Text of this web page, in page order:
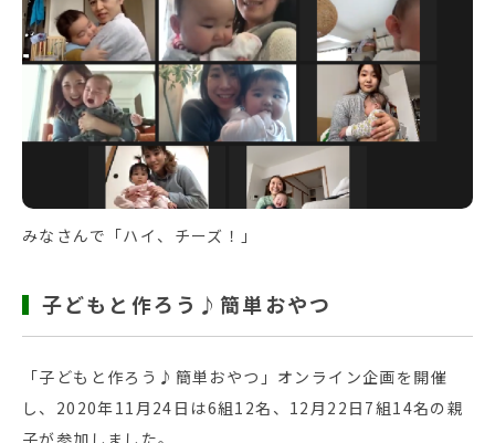
みなさんで「ハイ、チーズ！」
子どもと作ろう♪簡単おやつ
「子どもと作ろう♪簡単おやつ」オンライン企画を開催
し、2020年11月24日は6組12名、12月22日7組14名の親
子が参加しました。